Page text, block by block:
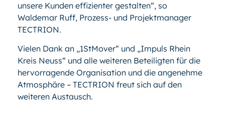
unsere Kunden effizienter gestalten“, so
Waldemar Ruff, Prozess- und Projektmanager
TECTRION.
Vielen Dank an „1StMover“ und „Impuls Rhein
Kreis Neuss“ und alle weiteren Beteiligten für die
hervorragende Organisation und die angenehme
Atmosphäre – TECTRION freut sich auf den
weiteren Austausch.